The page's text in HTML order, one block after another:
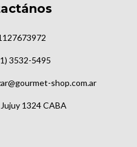
3532-5495
shop.com.ar
Jujuy 1324 CABA